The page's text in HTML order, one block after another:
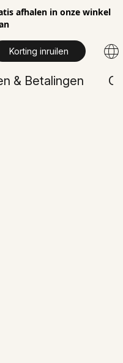
afhalen in onze winkel
Korting inruilen
& Betalingen